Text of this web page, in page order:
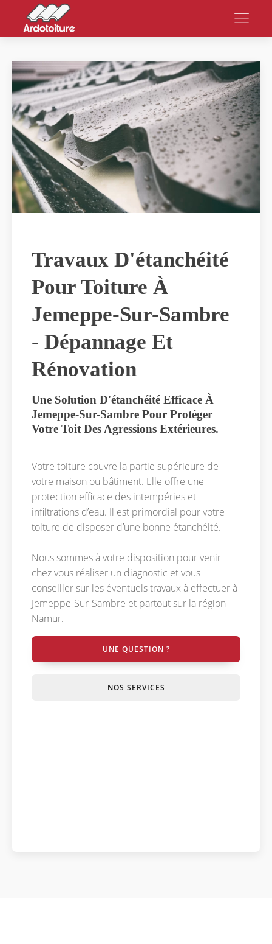
Travaux D'étanchéité
Pour Toiture À
Jemeppe-Sur-Sambre
- Dépannage Et
Rénovation
Une Solution D'étanchéité Efficace À
Jemeppe-Sur-Sambre Pour Protéger
Votre Toit Des Agressions Extérieures.
Votre toiture couvre la partie supérieure de
votre maison ou bâtiment. Elle offre une
protection efficace des intempéries et
infiltrations d’eau. Il est primordial pour votre
toiture de disposer d’une bonne étanchéité.
Nous sommes à votre disposition pour venir
chez vous réaliser un diagnostic et vous
conseiller sur les éventuels travaux à effectuer à
Jemeppe-Sur-Sambre et partout sur la région
Namur.
UNE QUESTION ?
NOS SERVICES